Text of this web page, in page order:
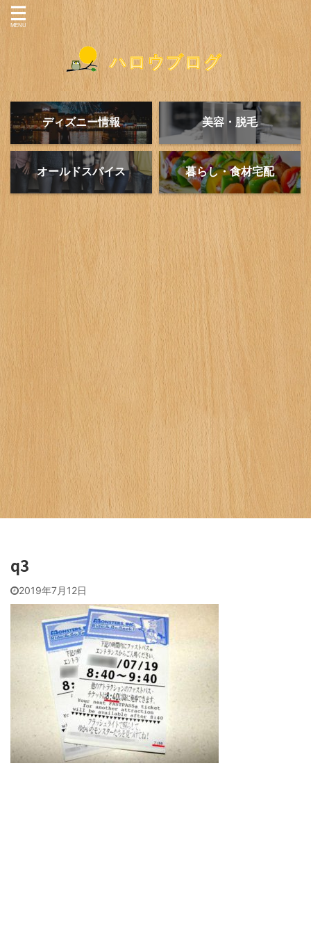
ディズニー情報 美容・脱毛
オールドスパイス 暮らし・食材宅配
q3
2019年7月12日